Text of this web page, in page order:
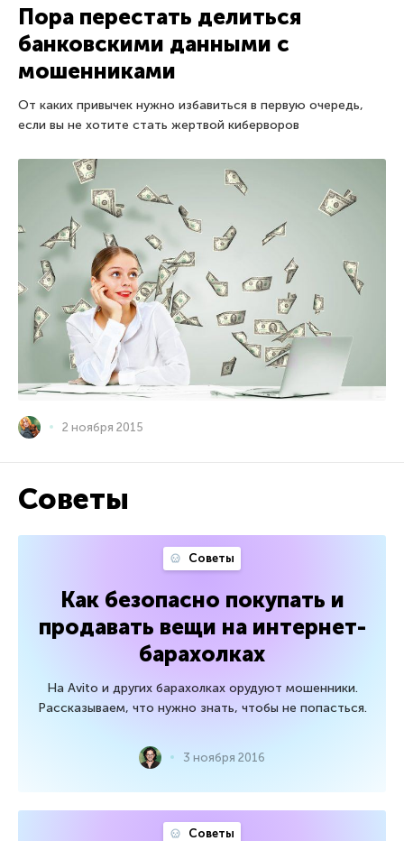
Пора перестать делиться
банковскими данными с
мошенниками
От каких привычек нужно избавиться в первую очередь,
если вы не хотите стать жертвой киберворов
2 ноября 2015
Советы
Советы
Как безопасно покупать и
продавать вещи на интернет-
барахолках
На Avito и других барахолках орудуют мошенники.
Рассказываем, что нужно знать, чтобы не попасться.
3 ноября 2016
Советы